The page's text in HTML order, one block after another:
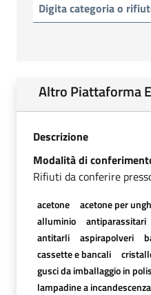
Altro Piattaforma
Descrizione
Modalità di
Rifiuti da conferire
acetone acetone per
alluminio
antiparassitari
antitarli
aspirapolveri
cassette e bancali
gusci da imballaggio in
lampadine a incandescenza